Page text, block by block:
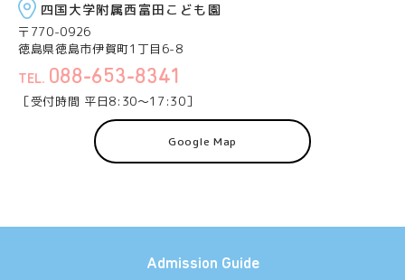
四国大学附属西富田こども園
〒770-0926
徳島県徳島市伊賀町1丁目6-8
088-653-8341
［受付時間 平日8:30〜17:30］
Google Map
Admission Guide